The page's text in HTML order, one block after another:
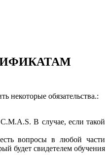
некоторые обязательства.:
В случае, если такой
вопросы в любой части
будет свидетелем обучения